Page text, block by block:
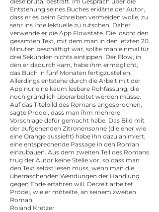
Entstehung seines Buches erklärte der Autor,
dass er es beim Schreiben vermeiden wolle, zu
sehr ins Intellektuelle zu rutschen. Daher
verwende er die App Flowstate. Die löscht den
gesamten Text, mit dem man in den letzten 20
Minuten beschäftigt war, sollte man einmal für
drei Sekunden nichts eintippen. Der Flow, in
den er dadurch kam, habe ihm ermöglicht,
das Buch in fünf Monaten fertigzustellen.
Allerdings entstehe durch die Arbeit mit der
App nur eine kaum lesbare Rohfassung, die
noch gründlich überarbeitet werden müsse.
Auf das Titelbild des Romans angesprochen,
sagte Prödel, dass man ihm mehrere
Vorschläge dafür gemacht habe. Das Bild mit
der aufgehenden Zitronensonne (die eher wie
eine Orange aussieht) habe ihn dazu animiert,
eine entsprechende Passage in den Roman
einzubauen. Aus dem zweiten Teil des Romans
trug der Autor keine Stelle vor, so dass man
den Text selbst lesen muss, wenn man die
überraschenden Wendungen der Handlung
gegen Ende erfahren will. Derzeit arbeitet
Prödel, wie er mitteilte, an seinem zweiten
Roman.
Roland Kretzer